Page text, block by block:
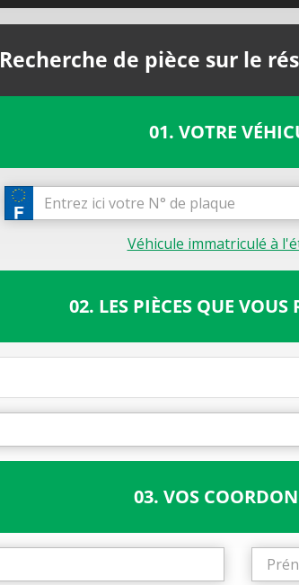
Recherche de pièce sur le
01. VOTRE
Véhicule immatriculé à
02. LES PIÈCES QUE VOUS
03. VOS